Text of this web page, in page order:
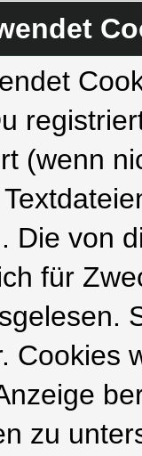
(wenn
Die von
für
Cookies
zu